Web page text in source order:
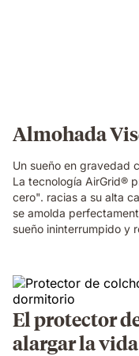
dormir
Almohada
Un sueño en gravedad
La tecnología AirGrid®
cero". racias a su alta
se amolda
sueño ininterrumpido y
El protector
alargar la